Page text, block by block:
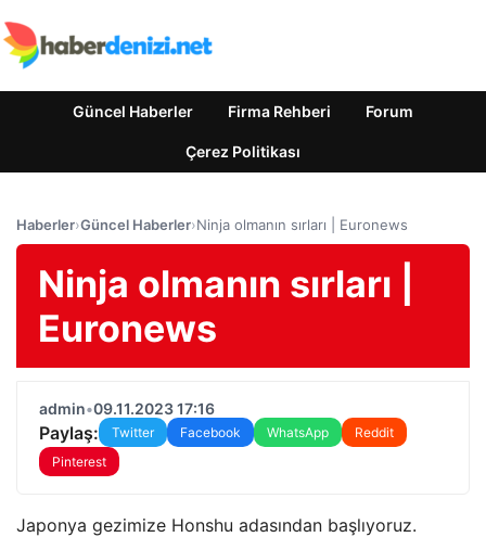
Güncel Haberler Firma Rehberi Forum
Çerez Politikası
Haberler›Güncel Haberler›Ninja olmanın sırları | Euronews
Ninja olmanın sırları |
Euronews
admin•09.11.2023 17:16
Paylaş: Twitter Facebook WhatsApp
Reddit
Pinterest
Japonya gezimize Honshu adasından başlıyoruz.